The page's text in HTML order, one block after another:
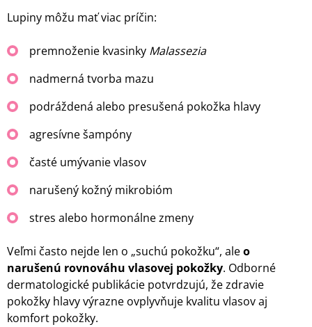
Lupiny môžu mať viac príčin:
premnoženie kvasinky Malassezia
nadmerná tvorba mazu
podráždená alebo presušená pokožka hlavy
agresívne šampóny
časté umývanie vlasov
narušený kožný mikrobióm
stres alebo hormonálne zmeny
Veľmi často nejde len o „suchú pokožku“, aleo
narušenú rovnováhu vlasovej pokožky. Odborné
dermatologické publikácie potvrdzujú, že zdravie
pokožky hlavy výrazne ovplyvňuje kvalitu vlasov aj
komfort pokožky.